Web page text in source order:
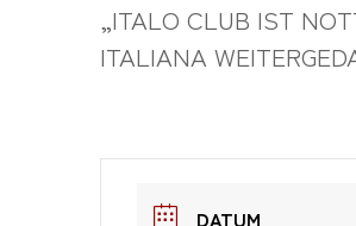
„ITALO CLUB IST
ITALIANA
DATUM